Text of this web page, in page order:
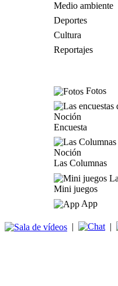
Medio ambiente
Deportes
Cultura
Reportajes
Fotos
Encuesta
Las Columnas
Mini juegos
App
| |